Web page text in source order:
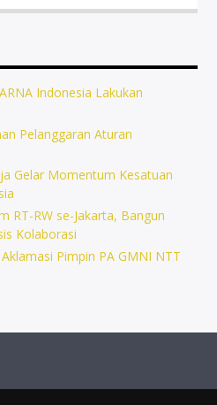
Indonesia Lakukan
Pelanggaran Aturan
Gelar Momentum Kesatuan
RT-RW se-Jakarta, Bangun
Kolaborasi
Pimpin PA GMNI NTT